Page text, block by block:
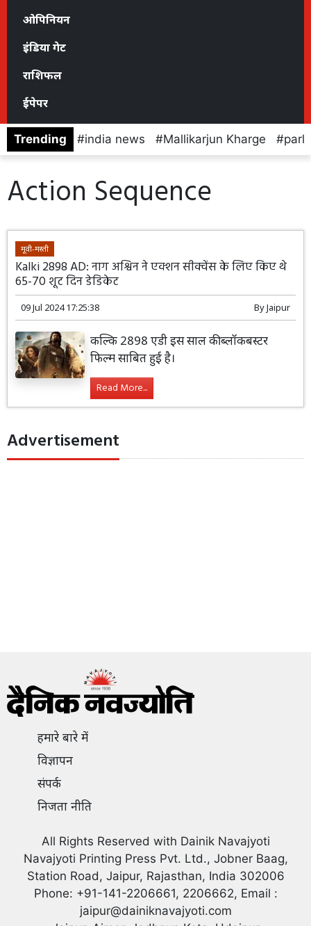
ओपिनियन
इंडिया गेट
राशिफल
ईपेपर
Trending india news Mallikarjun Kharge
Action Sequence
मूवी-मस्ती
Kalki 2898 AD: नाग अश्विन ने एक्शन सीक्वेंस के लिए किए थे
65-70 शूट दिन डेडिकेट
09 Jul 2024 17:25:38 ByJaipur
कल्कि 2898 एडी इस साल की ब्लॉकबस्टर
फिल्म साबित हुई है।
Read More...
Advertisement
हमारे बारे में
विज्ञापन
संपर्क
निजता नीति
All Rights Reserved with Dainik Navajyoti
Navajyoti Printing Press Pvt. Ltd., Jobner Baag,
Station Road, Jaipur, Rajasthan, India 302006
Phone: +91-141-2206661, 2206662, Email :
jaipur@dainiknavajyoti.com